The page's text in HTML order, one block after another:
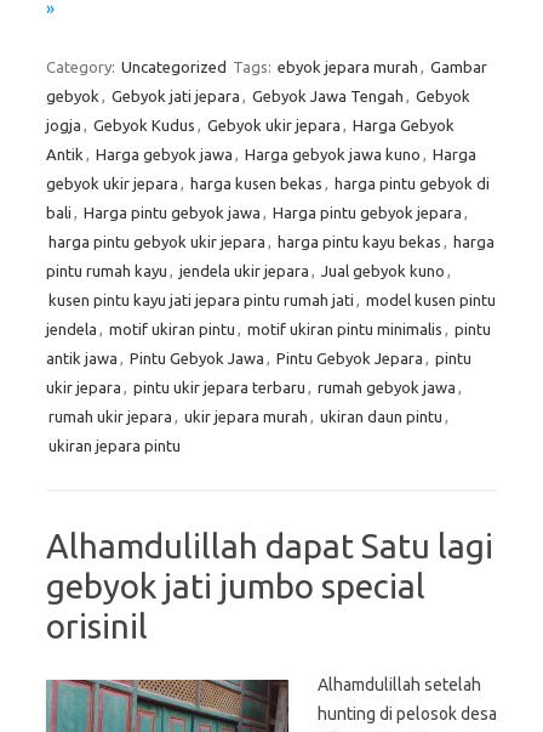
»
Category: Uncategorized Tags: ebyok jepara murah , Gambar
gebyok , Gebyok jati jepara , Gebyok Jawa Tengah , Gebyok
jogja , Gebyok Kudus , Gebyok ukir jepara , Harga Gebyok
Antik , Harga gebyok jawa , Harga gebyok jawa kuno , Harga
gebyok ukir jepara , harga kusen bekas , harga pintu gebyok di
bali , Harga pintu gebyok jawa , Harga pintu gebyok jepara ,
harga pintu gebyok ukir jepara , harga pintu kayu bekas , harga
pintu rumah kayu , jendela ukir jepara , Jual gebyok kuno ,
kusen pintu kayu jati jepara pintu rumah jati , model kusen pintu
jendela , motif ukiran pintu , motif ukiran pintu minimalis , pintu
antik jawa , Pintu Gebyok Jawa , Pintu Gebyok Jepara , pintu
ukir jepara , pintu ukir jepara terbaru , rumah gebyok jawa ,
rumah ukir jepara , ukir jepara murah , ukiran daun pintu ,
ukiran jepara pintu
Alhamdulillah dapat Satu lagi
gebyok jati jumbo special
orisinil
Alhamdulillah setelah
hunting di pelosok desa